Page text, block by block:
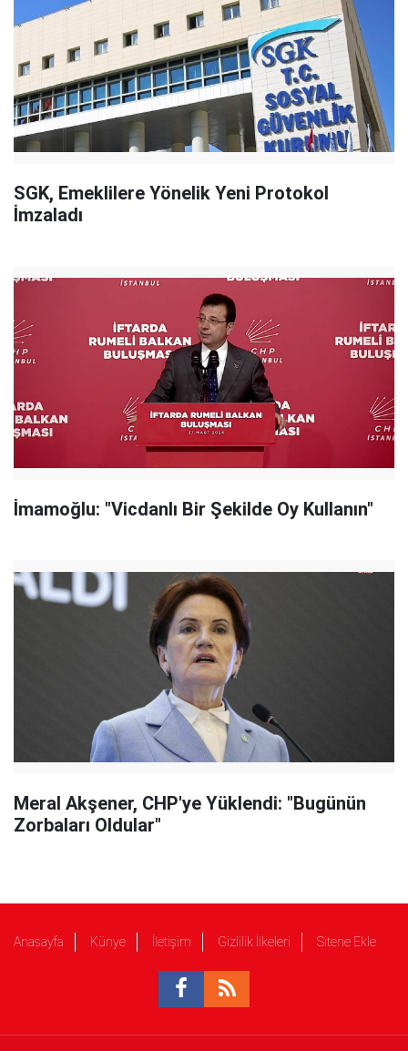
SGK, Emeklilere Yönelik Yeni Protokol
İmzaladı
İmamoğlu: "Vicdanlı Bir Şekilde Oy Kullanın"
Meral Akşener, CHP'ye Yüklendi: "Bugünün
Zorbaları Oldular"
Anasayfa Künye İletişim Gizlilik İlkeleri Sitene Ekle